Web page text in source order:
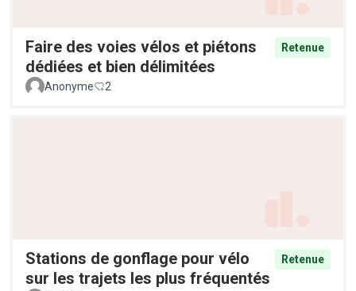
Faire des voies vélos et piétons
dédiées et bien délimitées
Retenue
Anonyme 2
Stations de gonflage pour vélo
sur les trajets les plus fréquentés
Retenue